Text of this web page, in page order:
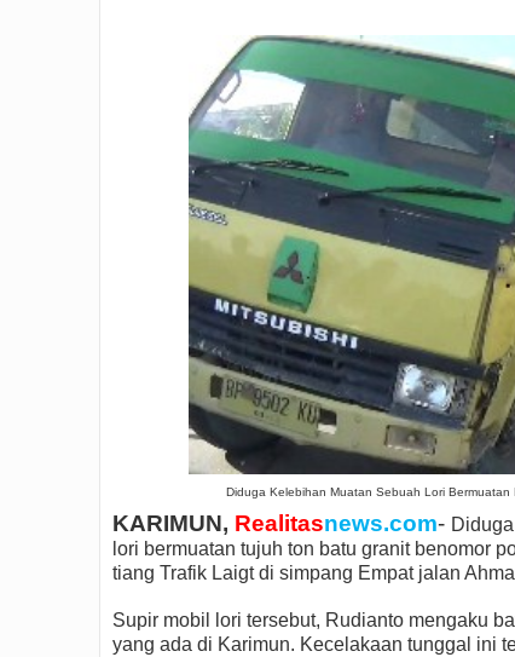
Diduga Kelebihan Muatan Sebuah Lori
KARIMUN, Realitasnews.com-
lori bermuatan tujuh ton batu granit benomor
tiang Trafik Laigt di simpang Empat jalan
Supir mobil lori tersebut, Rudianto mengaku
yang ada di Karimun. Kecelakaan tunggal ini